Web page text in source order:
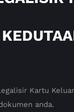
Kartu
anda.